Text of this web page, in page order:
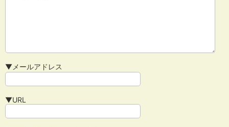
▼メールアドレス
▼URL